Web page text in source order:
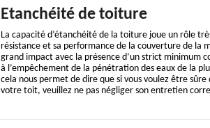
Etanchéité de toiture
La capacité d’étanchéité de la toiture joue un rôle
résistance et sa performance de la couverture de la
grand impact avec la présence d’un strict minimum
à l’empêchement de la pénétration des eaux de la
cela nous permet de dire que si vous voulez être
votre toit, veuillez ne pas négliger son entretien